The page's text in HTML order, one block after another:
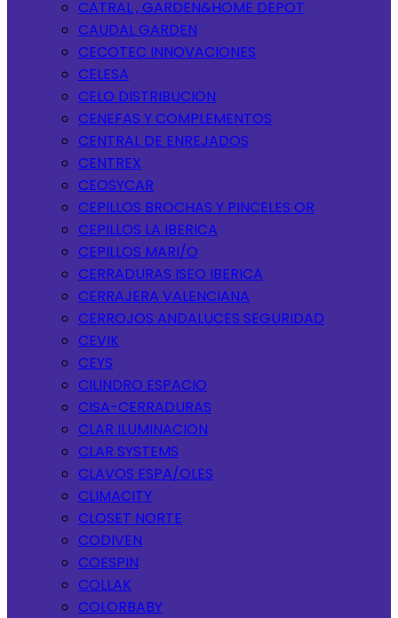
CATRAL , GARDEN&HOME DEPOT
CAUDAL GARDEN
CECOTEC INNOVACIONES
CELESA
CELO DISTRIBUCION
CENEFAS Y COMPLEMENTOS
CENTRAL DE ENREJADOS
CENTREX
CEOSYCAR
CEPILLOS BROCHAS Y PINCELES OR
CEPILLOS LA IBERICA
CEPILLOS MARI/O
CERRADURAS ISEO IBERICA
CERRAJERA VALENCIANA
CERROJOS ANDALUCES SEGURIDAD
CEVIK
CEYS
CILINDRO ESPACIO
CISA-CERRADURAS
CLAR ILUMINACION
CLAR SYSTEMS
CLAVOS ESPA/OLES
CLIMACITY
CLOSET NORTE
CODIVEN
COESPIN
COLLAK
COLORBABY